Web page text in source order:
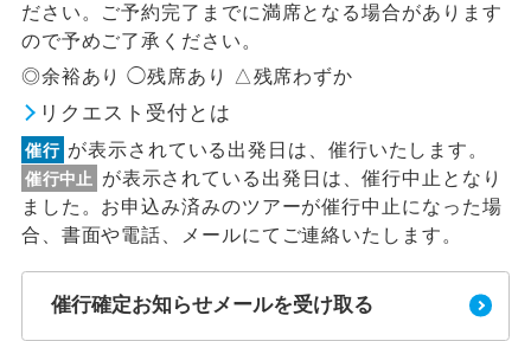
ださい。ご予約完了までに満席となる場合があります
ので予めご了承ください。
◎余裕あり ◯残席あり △残席わずか
リクエスト受付とは
催行 が表示されている出発日は、催行いたします。
催行中止
が表示されている出発日は、催行中止となり
ました。お申込み済みのツアーが催行中止になった場
合、書面や電話、メールにてご連絡いたします。
催行確定お知らせメールを受け取る